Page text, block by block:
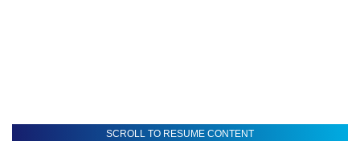
SCROLL TO RESUME CONTENT